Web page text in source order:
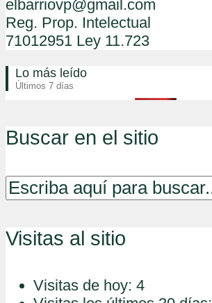
elbarriovp@gmail.com
Reg. Prop. Intelectual
71012951 Ley 11.723
Lo más leído
Últimos 7 días
Buscar en el sitio
Visitas al sitio
Visitas de hoy: 4